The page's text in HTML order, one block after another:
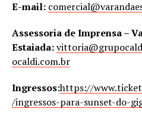
E-mail:
Assessoria de Imprensa –
Estaiada:
ocaldi.com.br
Ingressos:https://
/ingressos-para-sunset-do-